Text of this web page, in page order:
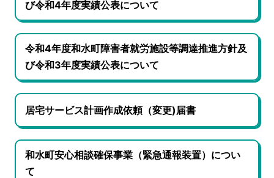
び令和4年度実績公表について
令和4年度和水町障害者就労施設等調達推進方針及
び令和3年度実績公表について
居宅サービス計画作成依頼（変更)届書
和水町安心相談確保事業（緊急通報装置）につい
て